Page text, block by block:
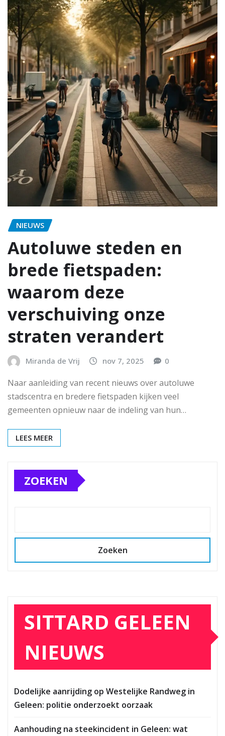
NIEUWS
Autoluwe steden en
brede fietspaden:
waarom deze
verschuiving onze
straten verandert
Miranda de Vrij nov 7, 2025 0
Naar aanleiding van recent nieuws over autoluwe
stadscentra en bredere fietspaden kijken veel
gemeenten opnieuw naar de indeling van hun…
LEES MEER
ZOEKEN
Zoeken
SITTARD GELEEN
NIEUWS
Dodelijke aanrijding op Westelijke Randweg in
Geleen: politie onderzoekt oorzaak
Aanhouding na steekincident in Geleen: wat